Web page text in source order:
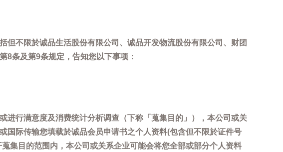
不限於诚品生活股份有限公司、诚品开发物流股份有限公司、财团
8条及第9条规定，告知您以下事项：
进行满意度及消费统计分析调查（下称「蒐集目的」），本公司或关
国际传输您填载於诚品会员申请书之个人资料(包含但不限於证件号
集目的范围内，本公司或关系企业可能会将您全部或部分个人资料